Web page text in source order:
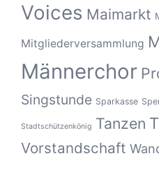
Voices Maimarkt
Mitgliederversammlung
Männerchor
Singstunde Sparkasse
Stadtschützenkönig Tanzen
Vorstandschaft